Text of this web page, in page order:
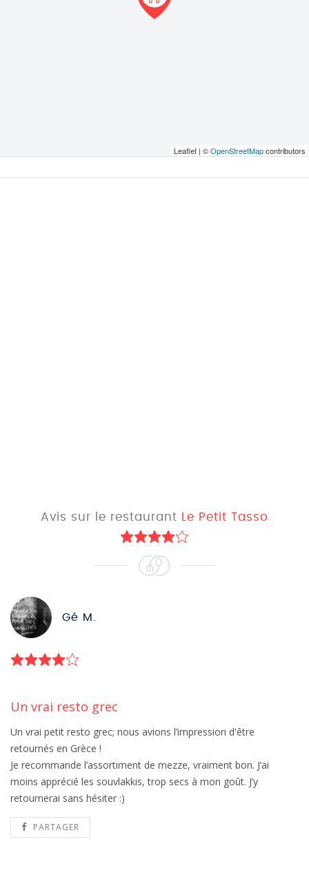
Leaflet | ©OpenStreetMapcontributors
Avis sur le restaurant Le Petit Tasso
Gé M.
Un vrai resto grec
Un vrai petit resto grec; nous avions l’impression d'être
retournés en Grèce !
Je recommande l’assortiment de mezze, vraiment bon. J’ai
moins apprécié les souvlakkis, trop secs à mon goût. J’y
retournerai sans hésiter :)
PARTAGER